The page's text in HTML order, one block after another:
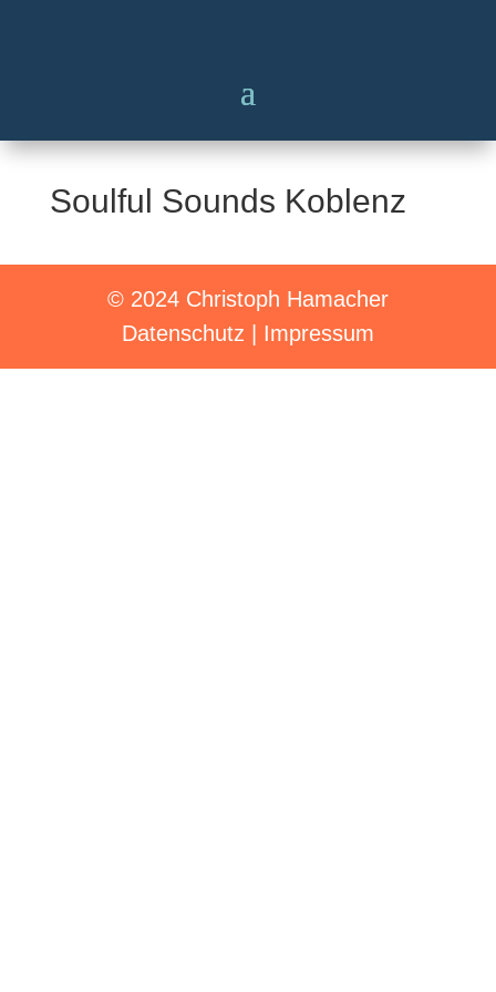
Soulful Sounds Koblenz
© 2024 Christoph Hamacher
Datenschutz
Impressum